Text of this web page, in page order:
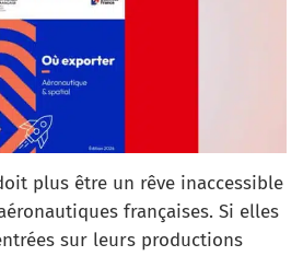
plus être un rêve inaccessible
françaises. Si elles
sur leurs productions